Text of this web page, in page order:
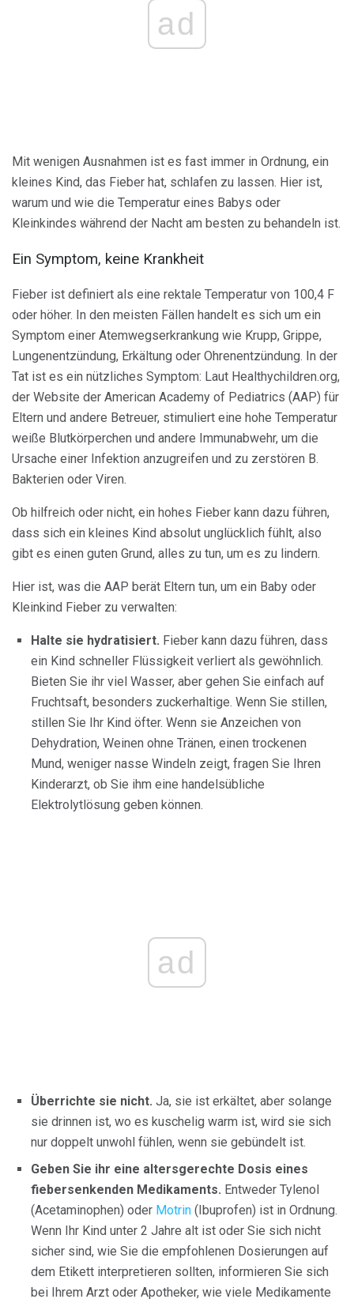
ad
Mit wenigen Ausnahmen ist es fast immer in Ordnung, ein
kleines Kind, das Fieber hat, schlafen zu lassen. Hier ist,
warum und wie die Temperatur eines Babys oder
Kleinkindes während der Nacht am besten zu behandeln ist.
Ein Symptom, keine Krankheit
Fieber ist definiert als eine rektale Temperatur von 100,4 F
oder höher. In den meisten Fällen handelt es sich um ein
Symptom einer Atemwegserkrankung wie Krupp, Grippe,
Lungenentzündung, Erkältung oder Ohrenentzündung. In der
Tat ist es ein nützliches Symptom: Laut Healthychildren.org,
der Website der American Academy of Pediatrics (AAP) für
Eltern und andere Betreuer, stimuliert eine hohe Temperatur
weiße Blutkörperchen und andere Immunabwehr, um die
Ursache einer Infektion anzugreifen und zu zerstören B.
Bakterien oder Viren.
Ob hilfreich oder nicht, ein hohes Fieber kann dazu führen,
dass sich ein kleines Kind absolut unglücklich fühlt, also
gibt es einen guten Grund, alles zu tun, um es zu lindern.
Hier ist, was die AAP berät Eltern tun, um ein Baby oder
Kleinkind Fieber zu verwalten:
Halte sie hydratisiert. Fieber kann dazu führen, dass
ein Kind schneller Flüssigkeit verliert als gewöhnlich.
Bieten Sie ihr viel Wasser, aber gehen Sie einfach auf
Fruchtsaft, besonders zuckerhaltige. Wenn Sie stillen,
stillen Sie Ihr Kind öfter. Wenn sie Anzeichen von
Dehydration, Weinen ohne Tränen, einen trockenen
Mund, weniger nasse Windeln zeigt, fragen Sie Ihren
Kinderarzt, ob Sie ihm eine handelsübliche
Elektrolytlösung geben können.
ad
Überrichte sie nicht. Ja, sie ist erkältet, aber solange
sie drinnen ist, wo es kuschelig warm ist, wird sie sich
nur doppelt unwohl fühlen, wenn sie gebündelt ist.
Geben Sie ihr eine altersgerechte Dosis eines
fiebersenkenden Medikaments. Entweder Tylenol
(Acetaminophen) oder Motrin (Ibuprofen) ist in Ordnung.
Wenn Ihr Kind unter 2 Jahre alt ist oder Sie sich nicht
sicher sind, wie Sie die empfohlenen Dosierungen auf
dem Etikett interpretieren sollten, informieren Sie sich
bei Ihrem Arzt oder Apotheker, wie viele Medikamente